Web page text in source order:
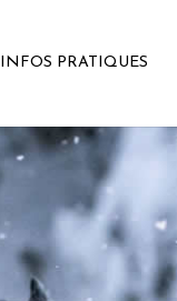
INFOS PRATIQUES